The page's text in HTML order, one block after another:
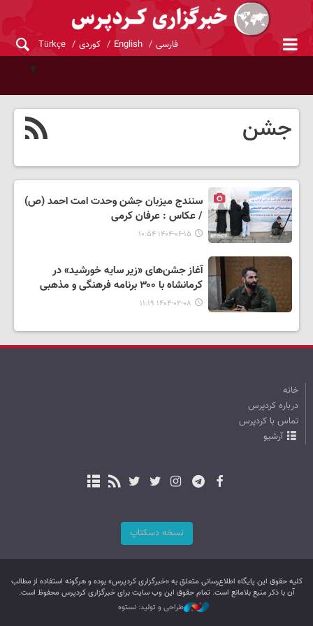
فارسی English کوردی Türkçe
جشن
سنندج میزبان جشن وحدت امت احمد (ص)
/ عکاس : عرفان کرمی
۱۴۰۴-۰۶-۱۵ ۱۰:۵۴
آغاز جشن‌های «زیر سایه خورشید» در
کرمانشاه با ۳۰۰ برنامه فرهنگی و مذهبی
۱۴۰۴-۰۲-۰۸ ۱۱:۱۹
خانه
درباره کردپرس
تماس با کردپرس
آرشیو
نسخه دسکتاپ
کليه حقوق اين پایگاه اطلاع‌رسانی متعلق به «خبرگزاری کردپرس» بوده و هرگونه استفاده از مطالب
آن با ذکر منبع بلامانع است. تمام حقوق این وب سایت برای خبرگزاری کردپرس محفوظ است.
طراحی و تولید: نستوه